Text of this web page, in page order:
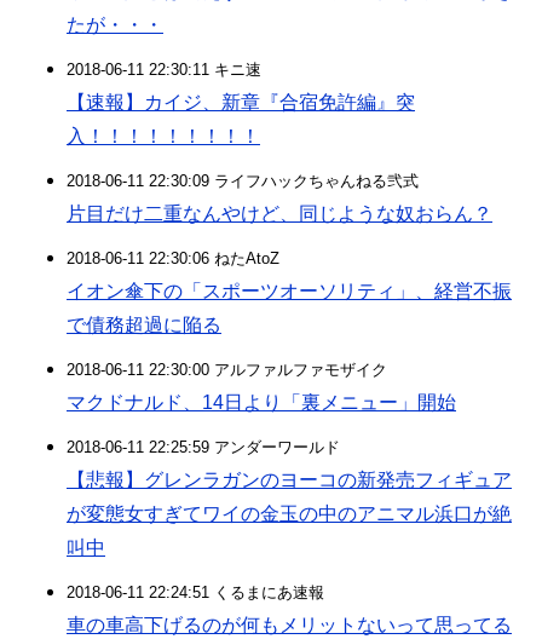
たが・・・
2018-06-11 22:30:11 キニ速
【速報】カイジ、新章『合宿免許編』突
入！！！！！！！！！
2018-06-11 22:30:09 ライフハックちゃんねる弐式
片目だけ二重なんやけど、同じような奴おらん？
2018-06-11 22:30:06 ねたAtoZ
イオン傘下の「スポーツオーソリティ」、経営不振
で債務超過に陥る
2018-06-11 22:30:00 アルファルファモザイク
マクドナルド、14日より「裏メニュー」開始
2018-06-11 22:25:59 アンダーワールド
【悲報】グレンラガンのヨーコの新発売フィギュア
が変態女すぎてワイの金玉の中のアニマル浜口が絶
叫中
2018-06-11 22:24:51 くるまにあ速報
車の車高下げるのが何もメリットないって思ってる